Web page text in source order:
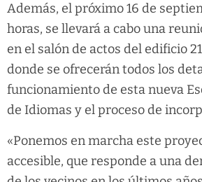
Además, el próximo 16 de
horas, se llevará a cabo una
en el salón de actos del edificio
donde se ofrecerán todos los
funcionamiento de esta nueva
de Idiomas y el proceso de
«Ponemos en marcha este
accesible, que responde a una